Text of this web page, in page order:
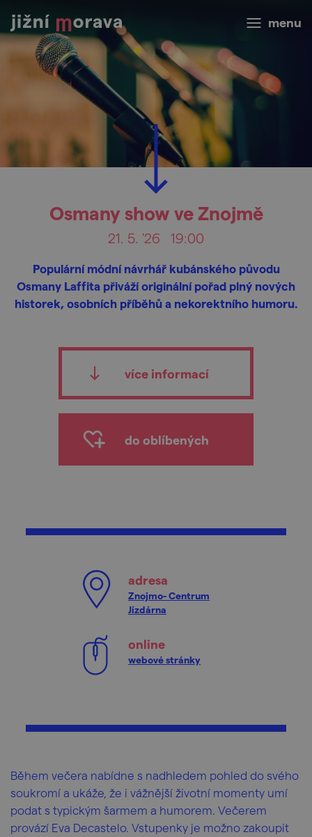
menu
Osmany show ve Znojmě
21. 5. '26 19:00
Populární módní návrhář kubánského původu
Osmany Laffita přiváží originální pořad plný nových
historek, osobních příběhů a nekorektního humoru.
více informací
do oblíbených
adresa
Znojmo- Centrum
Jízdárna
online
webové stránky
Během večera nabídne s nadhledem pohled do svého
soukromí a ukáže, že i vážnější životní momenty umí
podat s typickým šarmem a humorem. Večerem
provází Eva Decastelo. Vstupenky je možno zakoupit